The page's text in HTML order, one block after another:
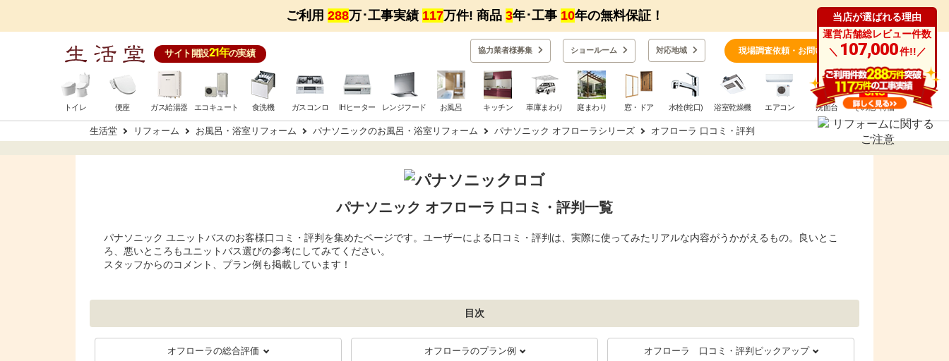
ご利用 288万･工事実績 117万件! 商品 3年･工事 10年の無料保証！
サイト開設21年の実績 協力業者様募集 ショールーム 対応地域 0
現場調査依頼・お問い合わせ
トイレ 便座 ガス給湯器 エコキュート 食洗機 ガスコンロ IHヒーター レンジフード お風呂 キッチン 車庫まわり 庭まわり 窓・ドア 水栓(蛇口) 浴室乾燥機 エアコン 洗面台 その他･特価
生活堂 リフォーム お風呂・浴室リフォーム パナソニックのお風呂・浴室リフォーム パナソニック オフローラシリーズ オフローラ 口コミ・評判
パナソニック オフローラ 口コミ・評判一覧
パナソニック ユニットバスのお客様口コミ・評判を集めたページです。ユーザーによる口コミ・評判は、実際に使ってみたリアルな内容がうかがえるもの。良いとこ
ろ、悪いところもユニットバス選びの参考にしてみてください。
スタッフからのコメント、プラン例も掲載しています！
目次
オフローラの総合評価 オフローラのプラン例 オフローラ 口コミ・評判ピックアップ
当店が選ばれる理由
運営店舗総レビュー件数
＼ 107,000件!!／